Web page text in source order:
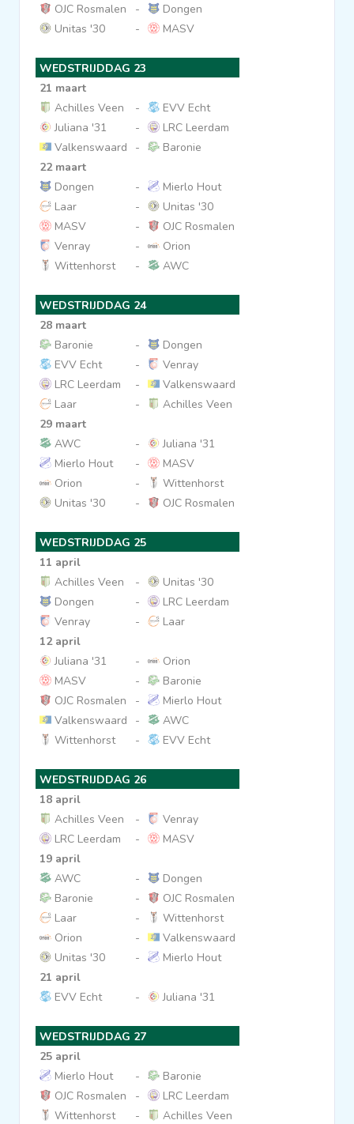
OJC Rosmalen
-
Dongen
Unitas '30
- MASV
WEDSTRIJDDAG 23
21 maart
Achilles Veen
-
EVV Echt
Juliana '31
-
LRC Leerdam
Valkenswaard
-
Baronie
22 maart
Dongen
-
Mierlo Hout
Laar
-
Unitas '30
MASV
-
OJC Rosmalen
Venray
-
Orion
Wittenhorst
- AWC
WEDSTRIJDDAG 24
28 maart
Baronie
-
Dongen
EVV Echt
-
Venray
LRC Leerdam
-
Valkenswaard
Laar
-
Achilles Veen
29 maart
AWC
-
Juliana '31
Mierlo Hout
-
MASV
Orion
-
Wittenhorst
Unitas '30
- OJC Rosmalen
WEDSTRIJDDAG 25
11 april
Achilles Veen
-
Unitas '30
Dongen
-
LRC Leerdam
Venray
-
Laar
12 april
Juliana '31
-
Orion
MASV
-
Baronie
OJC Rosmalen
-
Mierlo Hout
Valkenswaard
-
AWC
Wittenhorst
- EVV Echt
WEDSTRIJDDAG 26
18 april
Achilles Veen
-
Venray
LRC Leerdam
-
MASV
19 april
AWC
-
Dongen
Baronie
-
OJC Rosmalen
Laar
-
Wittenhorst
Orion
-
Valkenswaard
Unitas '30
-
Mierlo Hout
21 april
EVV Echt
- Juliana '31
WEDSTRIJDDAG 27
25 april
Mierlo Hout
-
Baronie
OJC Rosmalen
-
LRC Leerdam
Wittenhorst
-
Achilles Veen